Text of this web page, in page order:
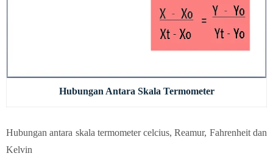
Hubungan Antara Skala Termometer
Hubungan antara skala termometer celcius, Reamur, Fahrenheit dan
Kelvin